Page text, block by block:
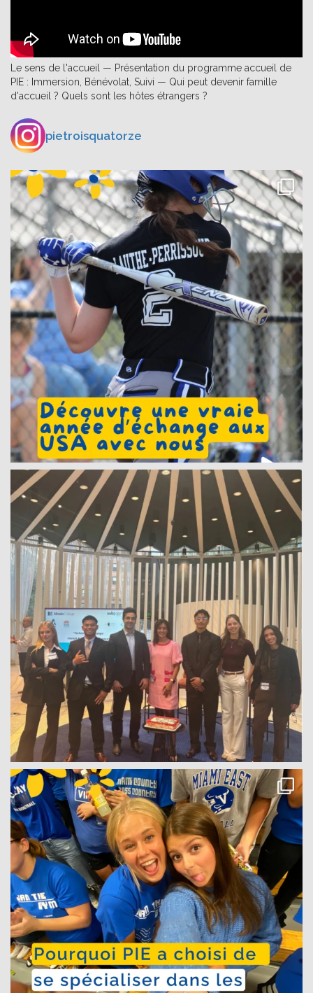
Le sens de l'accueil — Présentation du programme accueil de
PIE : Immersion, Bénévolat, Suivi — Qui peut devenir famille
d'accueil ? Quels sont les hôtes étrangers ?
pietroisquatorze